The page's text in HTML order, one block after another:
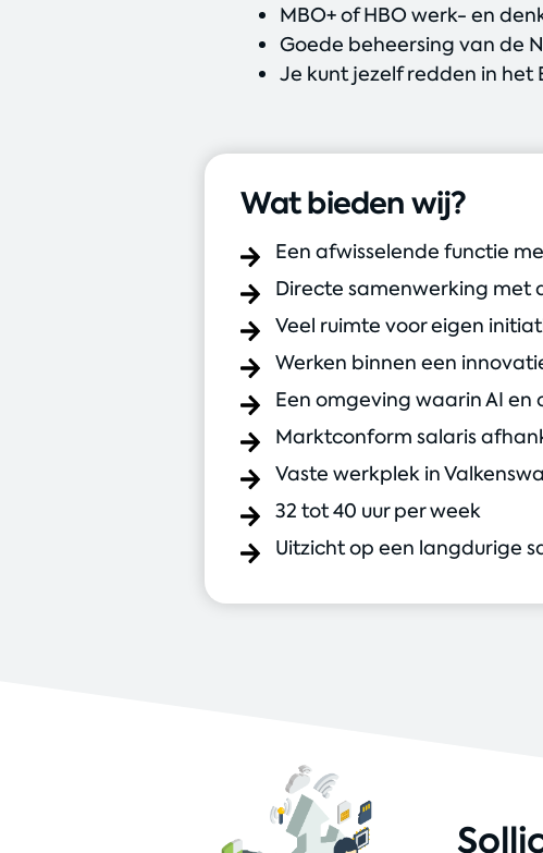
MBO+ of HBO werk- en
Goede beheersing van de
Je kunt jezelf redden in het
Wat bieden wij?
Een afwisselende functie
Directe samenwerking met
Veel ruimte voor eigen
Werken binnen een
Een omgeving waarin AI
Marktconform salaris
Vaste werkplek in
32 tot 40 uur per week
Uitzicht op een langdurige